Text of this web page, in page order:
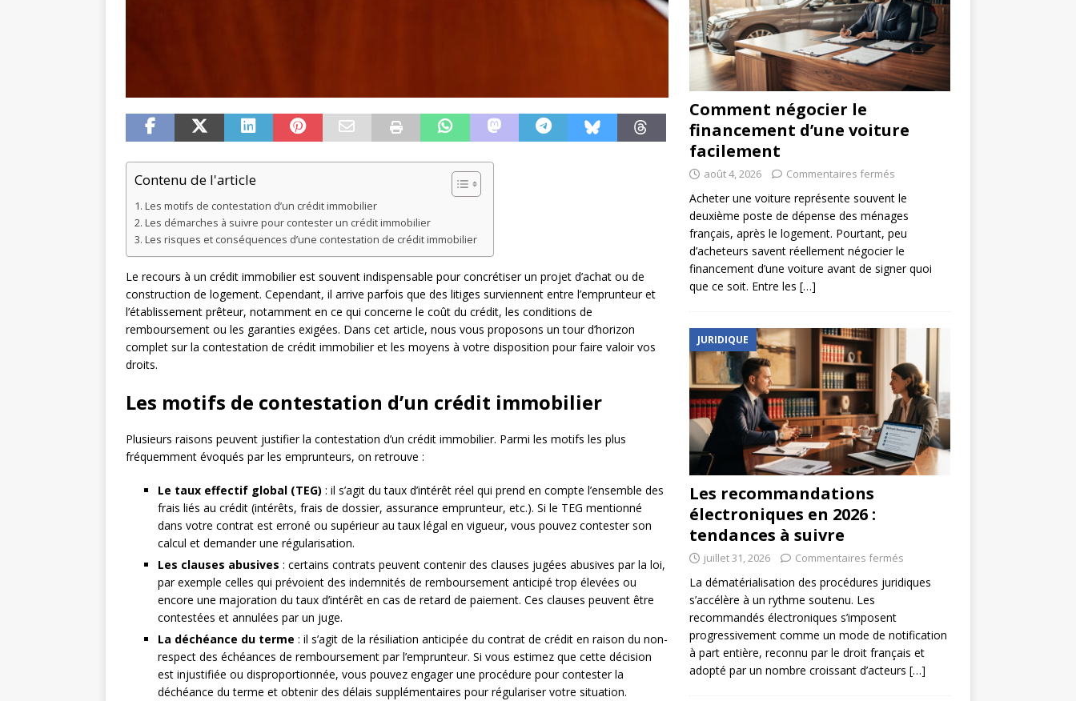
Contenu de l'article
Les motifs de contestation d’un crédit immobilier
Les démarches à suivre pour contester un crédit immobilier
Les risques et conséquences d’une contestation de crédit immobilier
Le recours à un crédit immobilier est souvent indispensable pour concrétiser un projet d’achat ou de
construction de logement. Cependant, il arrive parfois que des litiges surviennent entre l’emprunteur et
l’établissement prêteur, notamment en ce qui concerne le coût du crédit, les conditions de
remboursement ou les garanties exigées. Dans cet article, nous vous proposons un tour d’horizon
complet sur la contestation de crédit immobilier et les moyens à votre disposition pour faire valoir vos
droits.
Les motifs de contestation d’un crédit immobilier
Plusieurs raisons peuvent justifier la contestation d’un crédit immobilier. Parmi les motifs les plus
fréquemment évoqués par les emprunteurs, on retrouve :
Le taux effectif global (TEG) : il s’agit du taux d’intérêt réel qui prend en compte l’ensemble des
frais liés au crédit (intérêts, frais de dossier, assurance emprunteur, etc.). Si le TEG mentionné
dans votre contrat est erroné ou supérieur au taux légal en vigueur, vous pouvez contester son
calcul et demander une régularisation.
Les clauses abusives : certains contrats peuvent contenir des clauses jugées abusives par la loi,
par exemple celles qui prévoient des indemnités de remboursement anticipé trop élevées ou
encore une majoration du taux d’intérêt en cas de retard de paiement. Ces clauses peuvent être
contestées et annulées par un juge.
La déchéance du terme : il s’agit de la résiliation anticipée du contrat de crédit en raison du non-
respect des échéances de remboursement par l’emprunteur. Si vous estimez que cette décision
est injustifiée ou disproportionnée, vous pouvez engager une procédure pour contester la
déchéance du terme et obtenir des délais supplémentaires pour régulariser votre situation.
Comment négocier le
financement d’une voiture
facilement
août 4, 2026 Commentaires fermés
Acheter une voiture représente souvent le
deuxième poste de dépense des ménages
français, après le logement. Pourtant, peu
d’acheteurs savent réellement négocier le
financement d’une voiture avant de signer quoi
que ce soit. Entre les […]
JURIDIQUE
Les recommandations
électroniques en 2026 :
tendances à suivre
juillet 31, 2026 Commentaires fermés
La dématérialisation des procédures juridiques
s’accélère à un rythme soutenu. Les
recommandés électroniques s’imposent
progressivement comme un mode de notification
à part entière, reconnu par le droit français et
adopté par un nombre croissant d’acteurs […]